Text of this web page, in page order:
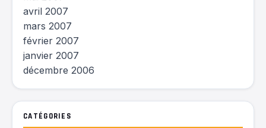
avril 2007
mars 2007
février 2007
janvier 2007
décembre 2006
CATÉGORIES